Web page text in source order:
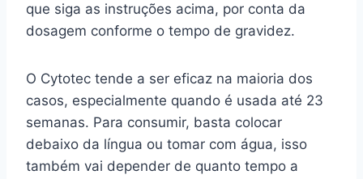
que siga as instruções acima, por conta da
dosagem conforme o tempo de gravidez.
O Cytotec tende a ser eficaz na maioria dos
casos, especialmente quando é usada até 23
semanas. Para consumir, basta colocar
debaixo da língua ou tomar com água, isso
também vai depender de quanto tempo a